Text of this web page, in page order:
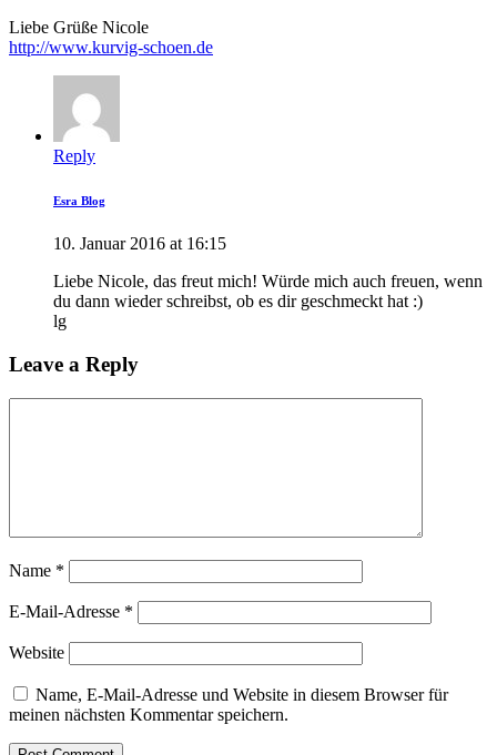
Liebe Grüße Nicole
http://www.kurvig-schoen.de
Reply
Esra Blog
10. Januar 2016 at 16:15
Liebe Nicole, das freut mich! Würde mich auch freuen, wenn
du dann wieder schreibst, ob es dir geschmeckt hat :)
lg
Leave a Reply
Name *
E-Mail-Adresse *
Website
Name, E-Mail-Adresse und Website in diesem Browser für
meinen nächsten Kommentar speichern.